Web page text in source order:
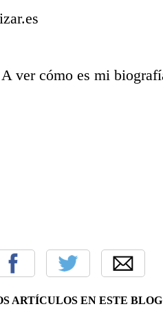
ver cómo es mi
ARTÍCULOS EN ESTE